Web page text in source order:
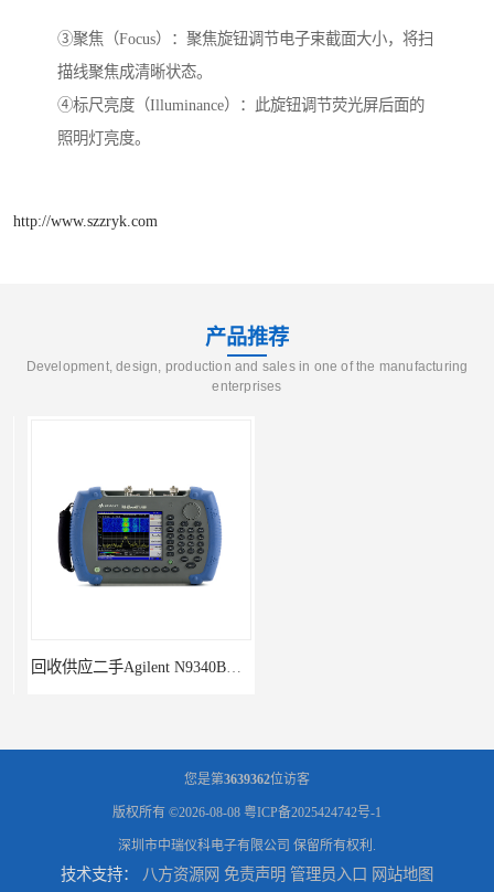
③聚焦（Focus）：聚焦旋钮调节电子束截面大小，将扫
描线聚焦成清晰状态。
④标尺亮度（Illuminance）：此旋钮调节荧光屏后面的
照明灯亮度。
http://www.szzryk.com
产品推荐
Development, design, production and sales in one of the manufacturing
enterprises
回收供应二手Agilent N9340B手持式系列频谱分析仪
您是第3639362位访客
版权所有 ©2026-08-08 粤ICP备2025424742号-1
深圳市中瑞仪科电子有限公司 保留所有权利.
技术支持： 八方资源网 免责声明 管理员入口 网站地图